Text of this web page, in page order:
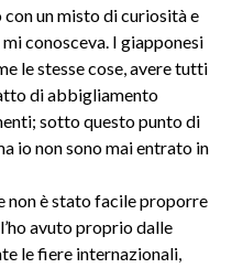
un misto di curiosità e
conosceva. I giapponesi
le stesse cose, avere tutti
di abbigliamento
sotto questo punto di
io non sono mai entrato in
non è stato facile proporre
avuto proprio dalle
le fiere internazionali,